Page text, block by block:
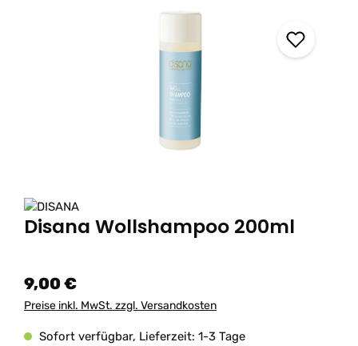
Bildergalerie überspringen
Disana Wollshampoo 200ml
9,00 €
Preise inkl. MwSt. zzgl. Versandkosten
Sofort verfügbar, Lieferzeit: 1-3 Tage